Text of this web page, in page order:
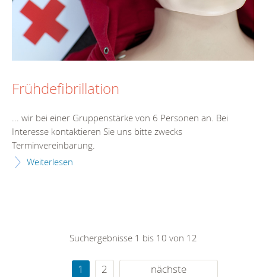
Frühdefibrillation
... wir bei einer Gruppenstärke von 6 Personen an. Bei
Interesse kontaktieren Sie uns bitte zwecks
Terminvereinbarung.
Weiterlesen
Suchergebnisse 1 bis 10 von 12
1 2 nächste